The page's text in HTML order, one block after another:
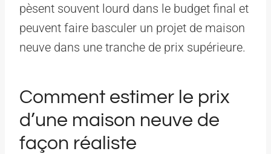
pèsent souvent lourd dans le budget final et
peuvent faire basculer un projet de maison
neuve dans une tranche de prix supérieure.
Comment estimer le prix
d’une maison neuve de
façon réaliste